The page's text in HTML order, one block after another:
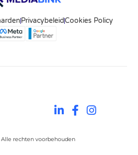
PrivacybeleidCookies Policy
rechten voorbehouden